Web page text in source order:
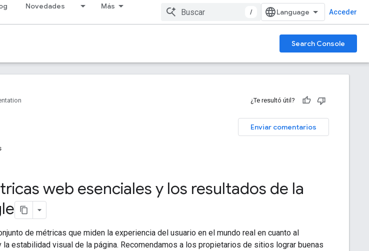
Novedades Más
/ Acceder
Search Console
¿Te resultó útil?
Enviar comentarios
web esenciales y los resultados de la
de métricas que miden la experiencia del usuario en el mundo real en cuanto al
la estabilidad visual de la página. Recomendamos a los propietarios de sitios lograr buenas